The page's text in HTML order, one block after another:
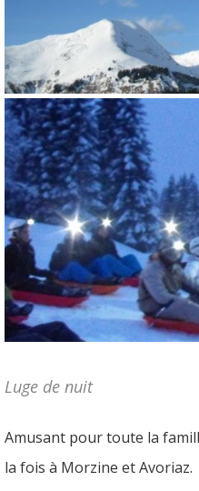
Luge de nuit
Amusant pour toute la
la fois à Morzine et Avoriaz.